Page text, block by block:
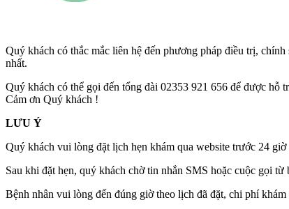
Quý khách có thắc mắc liên hệ đến phương pháp điều trị,
nhất.
Quý khách có thể gọi đến tổng đài 02353 921 656 để được hỗ
Cảm ơn Quý khách !
LƯU Ý
Quý khách vui lòng đặt lịch hẹn khám qua website trước 24
Sau khi đặt hẹn, quý khách chờ tin nhắn SMS hoặc cuộc gọi
Bệnh nhân vui lòng đến đúng giờ theo lịch đã đặt, chi phí